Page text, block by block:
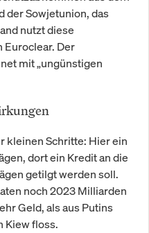
der Sowjetunion, das
nutzt diese
Euroclear. Der
mit „ungünstigen
kleinen Schritte: Hier ein
dort ein Kredit an die
getilgt werden soll.
noch 2023 Milliarden
Geld, als aus Putins
Kiew floss.